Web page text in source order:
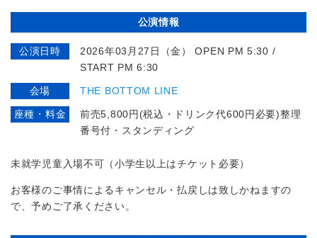
公演情報
公演日時
2026年03月27日（金） OPEN PM 5:30 /
START PM 6:30
会場 THE BOTTOM LINE
座種・料金
前売5,800円(税込・ドリンク代600円必要)整理
番号付・スタンディング
未就学児童入場不可（小学生以上はチケット必要）
お客様のご事情によるキャンセル・払戻しは致しかねますの
で、予めご了承ください。